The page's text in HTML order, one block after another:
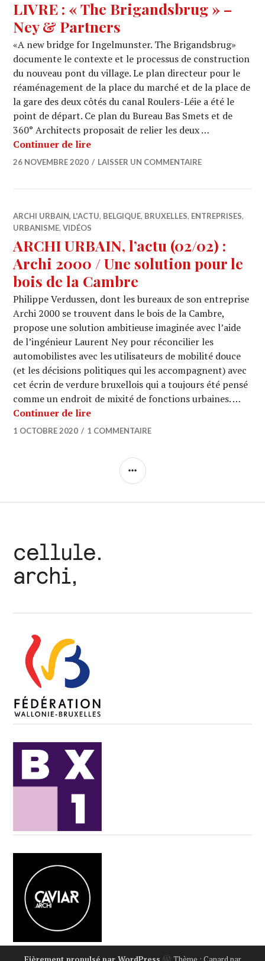
LIVRE : « The Brigandsbrug » –
Ney & Partners
«A new bridge for Ingelmunster. The Brigandsbrug»
documente le contexte et le processus de construction
du nouveau pont du village. Le plan directeur pour le
réaménagement de la place du marché et de la place de
la gare des deux côtés du canal Roulers-Léie a été le
point de départ. Ce plan du Bureau Bas Smets et de
360° Architects proposait de relier les deux …
Continuer de lireLIVRE : « The Brigandsbrug » – Ney
26 NOVEMBRE 2020 LAISSER UN COMMENTAIRE
ARCHI URBAIN, L'ACTU, BELGIQUE, BRUXELLES, ENTREPRISES,
URBANISME,VIDÉOS
ARCHI URBAIN, l’actu (02/02) :
Archi 2000 / Une solution pour le
bois de la Cambre
Philippe Verdussen, dont les bureaux de son entreprise
Archi 2000 se trouvent dans le bois de la Cambre,
propose une solution ambitieuse imaginée avec l’aide
de l’ingénieur Laurent Ney pour réconcilier les
automobilistes avec les utilisateurs de mobilité douce
(et les décisions politiques qui les accompagnent) avec
cet écrin de verdure bruxellois qui a toujours été pensé
comme un endroit de mixité de fonctions urbaines. …
Continuer de lireARCHI URBAIN, l’actu (02/02) :
1 OCTOBRE 2020 1 COMMENTAIRE
COLONNE